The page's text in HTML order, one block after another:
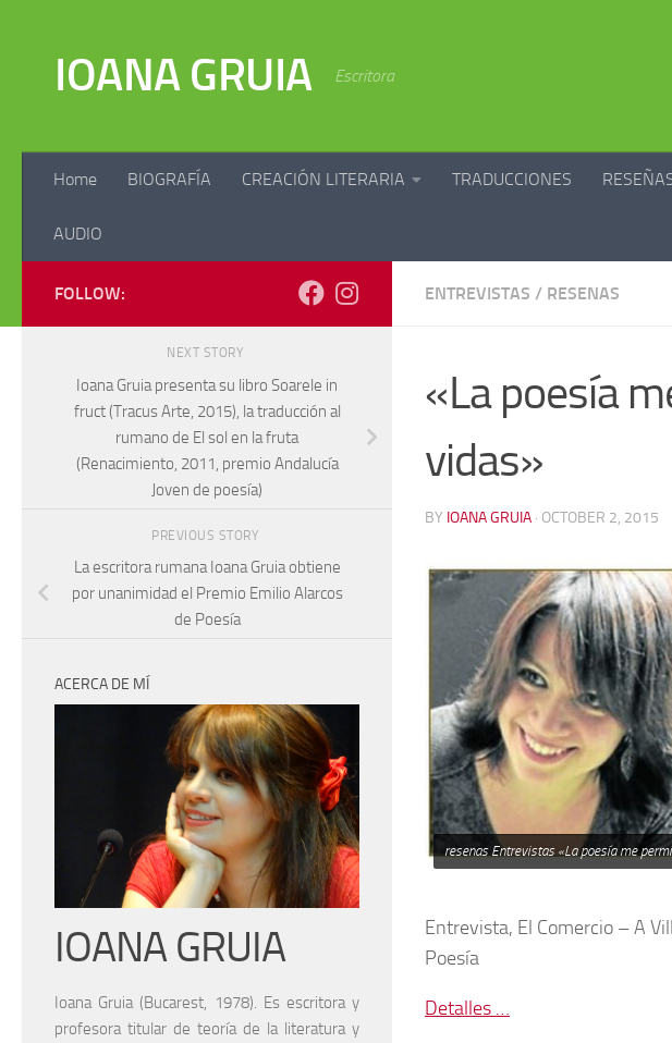
IOANA GRUIA Escritora
Home BIOGRAFÍA CREACIÓN LITERARIA TRADUCCIONES
AUDIO
ENTREVISTAS / RESENAS
«La poesía
vidas»
BY IOANA GRUIA · OCTOBER 2, 2015
resenas Entrevistas «La poesía me
Entrevista, El Comercio – A
Poesía
Detalles …
FOLLOW:
NEXT STORY
Ioana Gruia presenta su libro Soarele in
fruct (Tracus Arte, 2015), la traducción al
rumano de El sol en la fruta
(Renacimiento, 2011, premio Andalucía
Joven de poesía)
PREVIOUS STORY
La escritora rumana Ioana Gruia obtiene
por unanimidad el Premio Emilio Alarcos
de Poesía
ACERCA DE MÍ
IOANA GRUIA
Ioana Gruia (Bucarest, 1978). Es escritora y
profesora titular de teoría de la literatura y